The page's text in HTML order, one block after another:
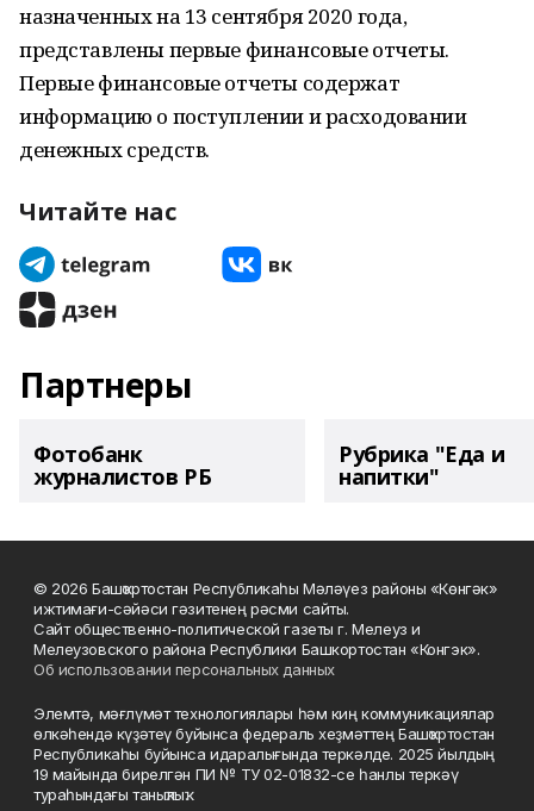
назначенных на 13 сентября 2020 года,
представлены первые финансовые отчеты.
Первые финансовые отчеты содержат
информацию о поступлении и расходовании
денежных средств.
Читайте нас
Партнеры
Фотобанк
журналистов РБ
Рубрика "Еда и
напитки"
© 2026 Башҡортостан Республикаһы Мәләүез районы «Көнгәк»
ижтимағи-сәйәси гәзитенең рәсми сайты.
Сайт общественно-политической газеты г. Мелеуз и
Мелеузовского района Республики Башкортостан «Конгэк».
Об использовании персональных данных
Элемтә, мәғлүмәт технологиялары һәм киң коммуникациялар
өлкәһендә күҙәтеү буйынса федераль хеҙмәттең Башҡортостан
Республикаһы буйынса идаралығында теркәлде. 2025 йылдың
19 майында бирелгән ПИ № ТУ 02-01832-се һанлы теркәү
тураһындағы таныҡлыҡ.